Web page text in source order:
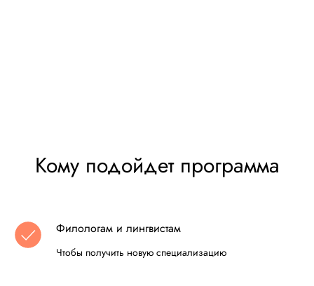
Кому подойдет программа
Филологам и лингвистам
Чтобы получить новую специализацию